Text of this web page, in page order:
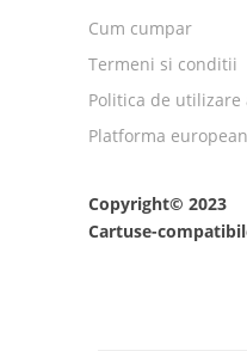
Cum cumpar
Termeni si conditii
Politica de
Platforma
Copyright© 2023
Cartuse-